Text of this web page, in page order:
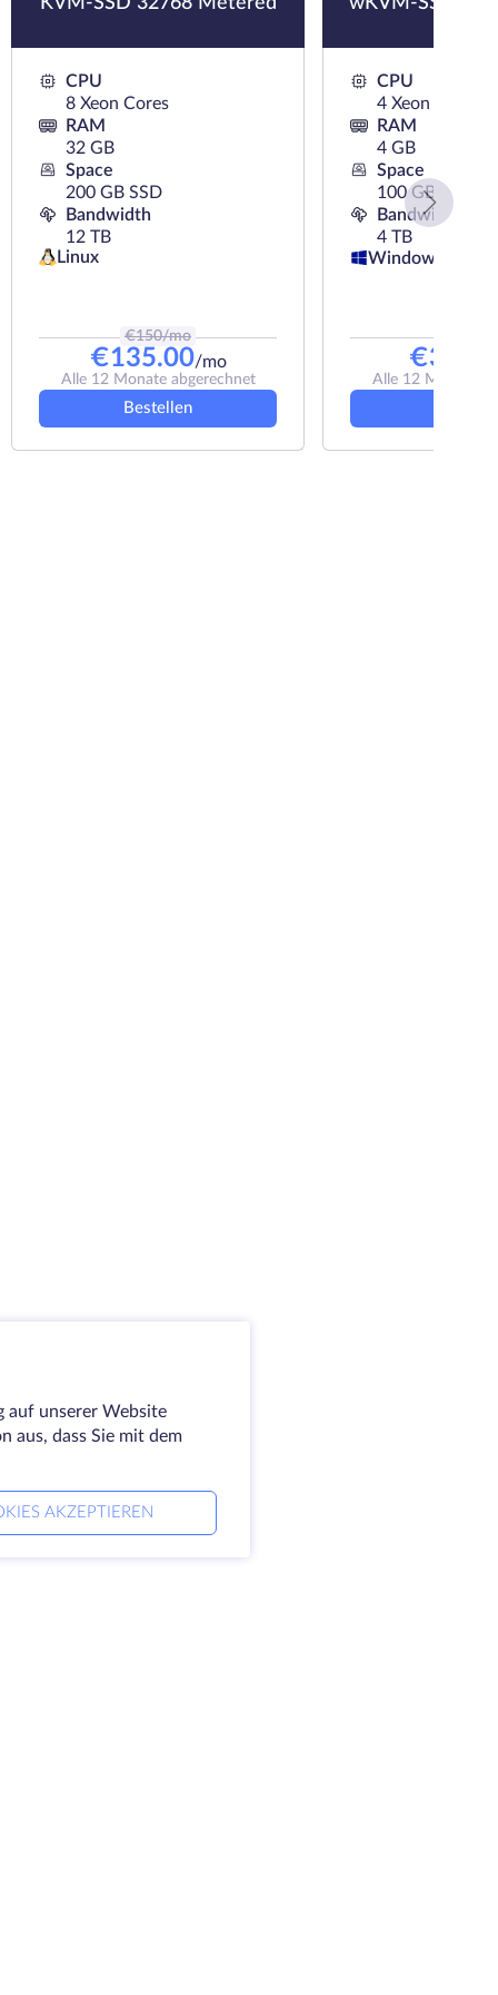
CPU
8 Xeon Cores
RAM
32 GB
Space
200 GB SSD
Bandwidth
12 TB
Linux
€150/mo
€135.00/mo
Alle 12 Monate abgerechnet
Bestellen
CPU
4 Xeon Cores
RAM
4 GB
Space
100 GB SSD
Bandwidth
4 TB
Windows
€30.92
Alle 12 Monate
auf unserer Website
aus, dass Sie mit dem
AKZEPTIEREN